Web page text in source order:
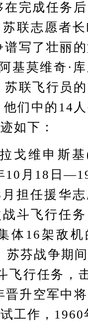
完成任务后
联志愿者长
写了壮丽
基莫维奇·
联飞行员
们中的14
如下：
维申斯基
10月18日
担任援华志
斗飞行任务
体16架敌机
苏芬战争期
飞行任务，
升空军中
工作，1960